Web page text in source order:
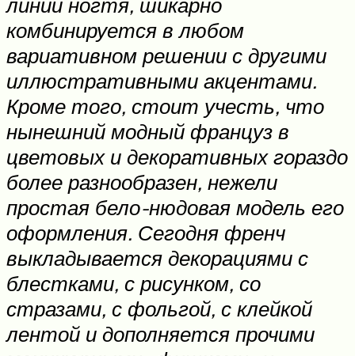
комбинируется в любом
вариативном решении с другими
иллюстративными акцентами.
Кроме того, стоит учесть, что
нынешний модный француз в
цветовых и декоративных гораздо
более разнообразен, нежели
простая бело-нюдовая модель его
оформления. Сегодня френч
выкладывается декорациями с
блестками, с рисунком, со
стразами, с фольгой, с клейкой
лентой и дополняется прочими